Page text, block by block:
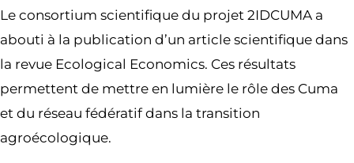
Le consortium scientifique du projet 2IDCUMA a
abouti à la publication d’un article scientifique dans
la revue Ecological Economics. Ces résultats
permettent de mettre en lumière le rôle des Cuma
et du réseau fédératif dans la transition
agroécologique.